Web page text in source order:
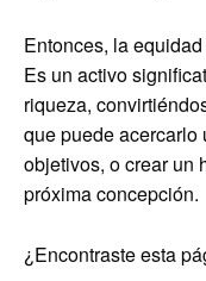
Entonces, la
Es un activo
riqueza,
que puede acercarlo
objetivos, o crear un
próxima concepción.
¿Encontraste esta